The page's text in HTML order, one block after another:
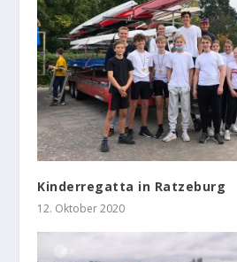
Kinderregatta in Ratzeburg
12. Oktober 2020